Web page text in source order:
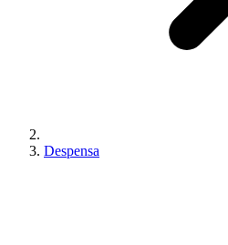
Despensa